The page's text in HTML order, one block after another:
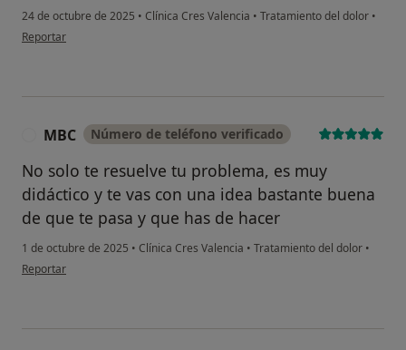
24 de octubre de 2025 • Clínica Cres Valencia • Tratamiento del dolor •
en opinión del usuario MAP
Reportar
MBC Número de teléfono verificado
No solo te resuelve tu problema, es muy
didáctico y te vas con una idea bastante buena
de que te pasa y que has de hacer
1 de octubre de 2025 • Clínica Cres Valencia • Tratamiento del dolor •
en opinión del usuario MBC
Reportar